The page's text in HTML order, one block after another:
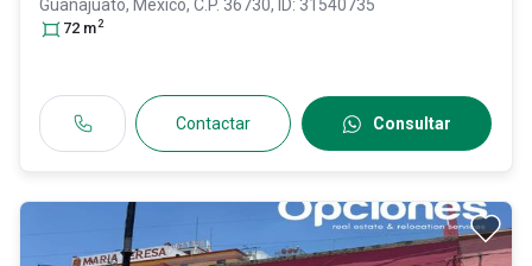
Guanajuato, México, C.P. 36730, ID: 31540735
72 m2
Contactar Consultar